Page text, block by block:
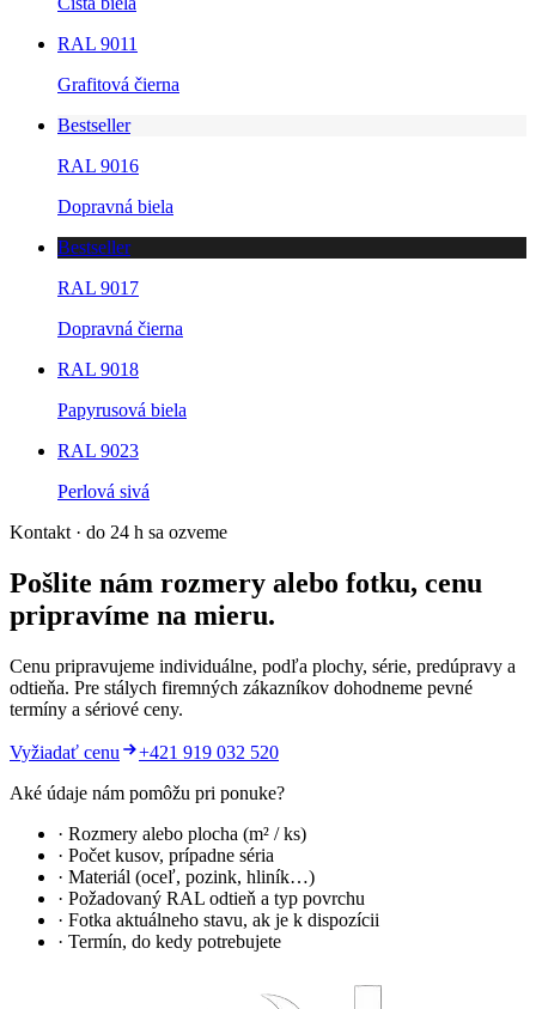
RAL 9011
Grafitová čierna
Bestseller
RAL 9016
Dopravná biela
Bestseller
RAL 9017
Dopravná čierna
RAL 9018
Papyrusová biela
RAL 9023
Perlová sivá
Kontakt · do 24 h sa ozveme
Pošlite nám rozmery alebo fotku, cenu
pripravíme na mieru.
Cenu pripravujeme individuálne, podľa plochy, série, predúpravy a
odtieňa. Pre stálych firemných zákazníkov dohodneme pevné
termíny a sériové ceny.
Vyžiadať cenu
+421 919 032 520
Aké údaje nám pomôžu pri ponuke?
· Rozmery alebo plocha (m² / ks)
· Počet kusov, prípadne séria
· Materiál (oceľ, pozink, hliník…)
· Požadovaný RAL odtieň a typ povrchu
· Fotka aktuálneho stavu, ak je k dispozícii
· Termín, do kedy potrebujete